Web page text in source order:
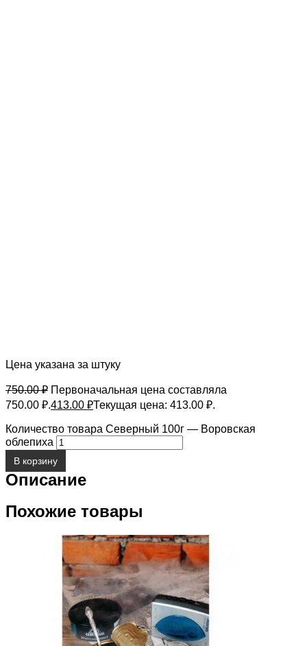
Цена указана за штуку
750.00₽ Первоначальная цена составляла
750.00 ₽.413.00 ₽Текущая цена: 413.00 ₽.
Количество товара Северный 100г — Воровская
облепиха
В корзину
Описание
Похожие товары